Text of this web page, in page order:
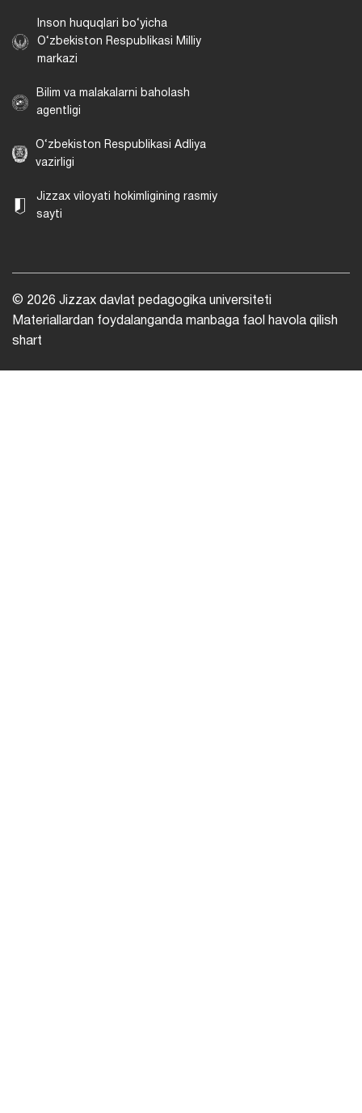
Inson huquqlari bo‘yicha
O‘zbekiston Respublikasi Milliy
markazi
Bilim va malakalarni baholash
agentligi
O‘zbekiston Respublikasi Adliya
vazirligi
Jizzax viloyati hokimligining rasmiy
sayti
© 2026 Jizzax davlat pedagogika universiteti
Materiallardan foydalanganda manbaga faol havola qilish
shart